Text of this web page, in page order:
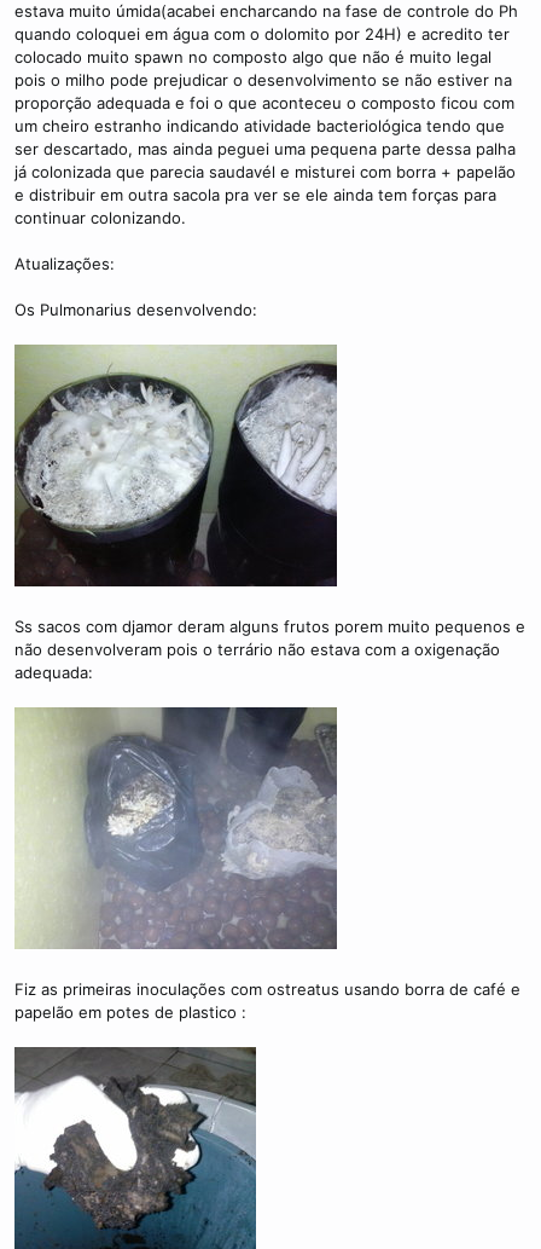
estava muito úmida(acabei encharcando na fase de controle do Ph
quando coloquei em água com o dolomito por 24H) e acredito ter
colocado muito spawn no composto algo que não é muito legal
pois o milho pode prejudicar o desenvolvimento se não estiver na
proporção adequada e foi o que aconteceu o composto ficou com
um cheiro estranho indicando atividade bacteriológica tendo que
ser descartado, mas ainda peguei uma pequena parte dessa palha
já colonizada que parecia saudavél e misturei com borra + papelão
e distribuir em outra sacola pra ver se ele ainda tem forças para
continuar colonizando.
Atualizações:
Os Pulmonarius desenvolvendo:
Ss sacos com djamor deram alguns frutos porem muito pequenos e
não desenvolveram pois o terrário não estava com a oxigenação
adequada:
Fiz as primeiras inoculações com ostreatus usando borra de café e
papelão em potes de plastico :